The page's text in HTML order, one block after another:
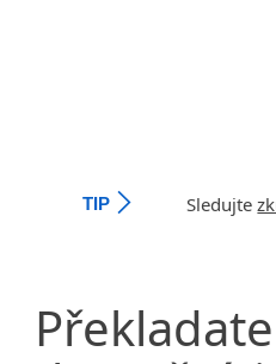
TIP Sledujte